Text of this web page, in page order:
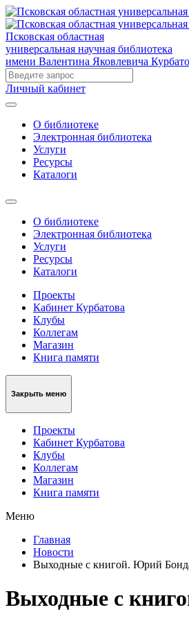
Псковская областная
универсальная научная библиотека
имени Валентина Яковлевича
Личный кабинет
О библиотеке
Электронная библиотека
Услуги
Ресурсы
Каталоги
О библиотеке
Электронная библиотека
Услуги
Ресурсы
Каталоги
Проекты
Кабинет Курбатова
Клубы
Коллегам
Магазин
Книга памяти
Закрыть меню
Проекты
Кабинет Курбатова
Клубы
Коллегам
Магазин
Книга памяти
Меню
Главная
Новости
Выходные с книгой. Юрий
Выходные с